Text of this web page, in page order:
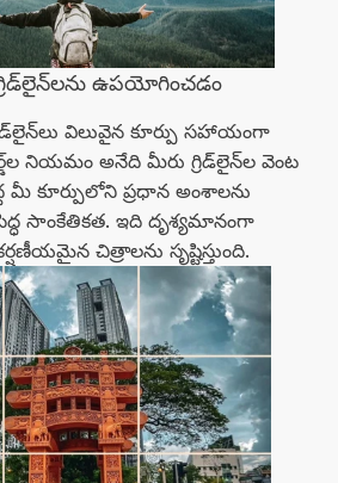
ఉపయోగించడం
విలువైన కూర్పు సహాయంగా
నియమం అనేది మీరు గ్రిడ్‌లైన్‌ల వెంట
కూర్పులోని ప్రధాన అంశాలను
సాంకేతికత. ఇది దృశ్యమానంగా
చిత్రాలను సృష్టిస్తుంది.